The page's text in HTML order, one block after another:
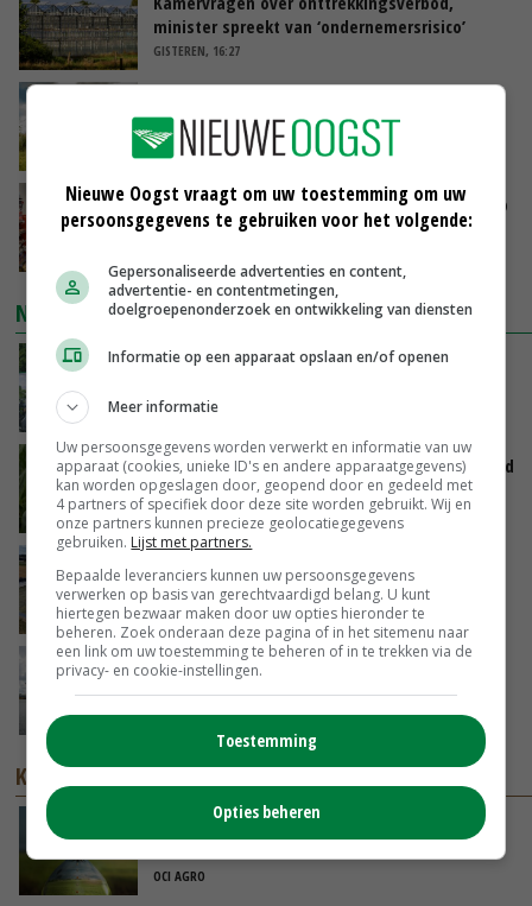
minister spreekt van ‘ondernemersrisico’
GISTEREN, 16:27
overkant’
GISTEREN, 15:30
Oorlogen en El Niño stuwen voedselprijzen op
NIEUWSTE VIDEO'S
Oekraïne-vlogger Kees Huizinga: ‘Bezoek van
GISTEREN, 12:00
Limburgse mais van Frijns doet het verrassend
goed
GISTEREN, 10:00
Droogte veroorzaakt steeds meer problemen:
‘Bassin afgelopen week al leeg’
06-08-2026
Koeien van enige drijvende boerderij ter
wereld zijn te koop
06-08-2026
KENNISPARTNERS
Meer grip op stikstof, minder verliezen voor
OCI AGRO
Nieuwe Oogst vraagt om uw toestemming om uw
persoonsgegevens te gebruiken voor het volgende:
Gepersonaliseerde advertenties en content,
advertentie- en contentmetingen,
doelgroepenonderzoek en ontwikkeling van diensten
Informatie op een apparaat opslaan en/of openen
Meer informatie
Uw persoonsgegevens worden verwerkt en informatie van uw
apparaat (cookies, unieke ID's en andere apparaatgegevens)
kan worden opgeslagen door, geopend door en gedeeld met
4 partners of specifiek door deze site worden gebruikt. Wij en
onze partners kunnen precieze geolocatiegegevens
gebruiken. Lijst met partners.
Bepaalde leveranciers kunnen uw persoonsgegevens
verwerken op basis van gerechtvaardigd belang. U kunt
hiertegen bezwaar maken door uw opties hieronder te
beheren. Zoek onderaan deze pagina of in het sitemenu naar
een link om uw toestemming te beheren of in te trekken via de
privacy- en cookie-instellingen.
Toestemming
Opties beheren